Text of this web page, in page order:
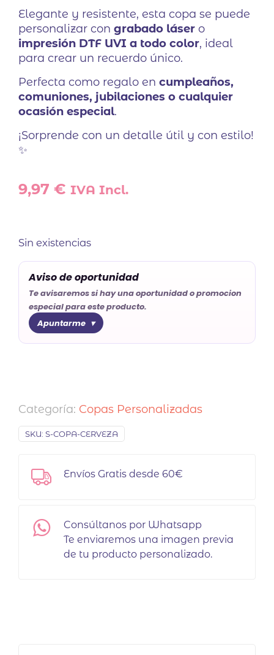
Elegante y resistente, esta copa se puede
personalizar con grabado láser o
impresión DTF UVI a todo color, ideal
para crear un recuerdo único.
Perfecta como regalo en cumpleaños,
comuniones, jubilaciones o cualquier
ocasión especial.
¡Sorprende con un detalle útil y con estilo!
✨
9,97 € IVA Incl.
Sin existencias
Aviso de oportunidad
Te avisaremos si hay una oportunidad o promocion
especial para este producto.
Apuntarme
Categoría: Copas Personalizadas
SKU: S-COPA-CERVEZA
Envíos Gratis desde 60€
Consúltanos por Whatsapp
Te enviaremos una imagen previa
de tu producto personalizado.